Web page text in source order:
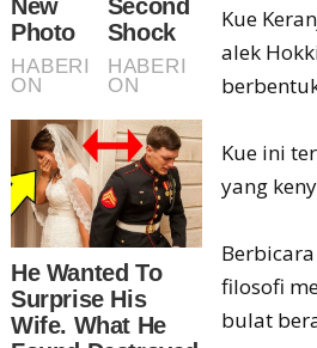
Kue
alek
Kue ini
yang
filosofi
bulat